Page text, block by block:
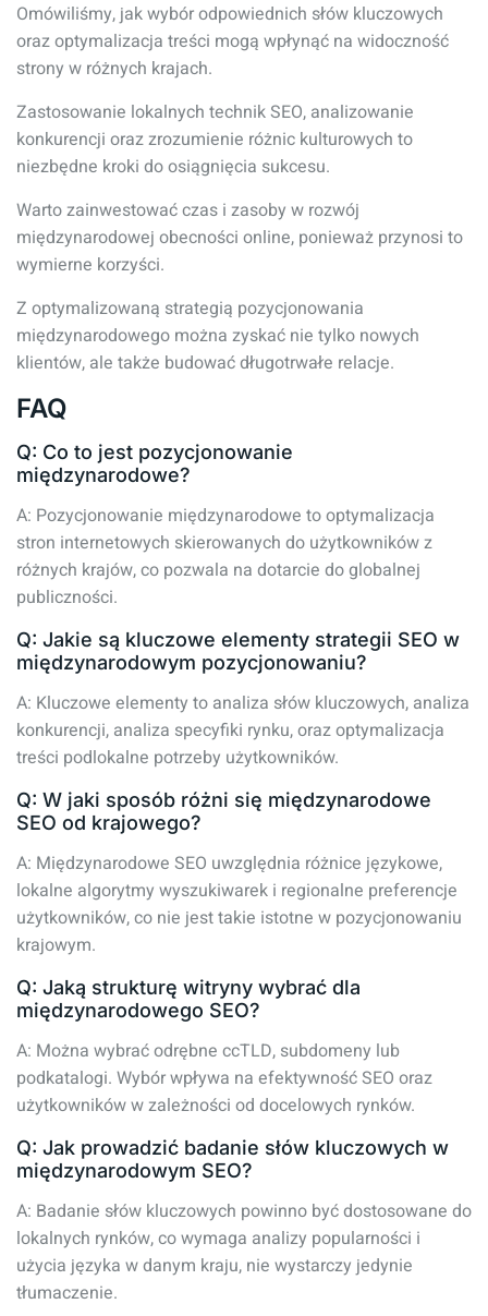
Omówiliśmy, jak wybór odpowiednich słów kluczowych
oraz optymalizacja treści mogą wpłynąć na widoczność
strony w różnych krajach.
Zastosowanie lokalnych technik SEO, analizowanie
konkurencji oraz zrozumienie różnic kulturowych to
niezbędne kroki do osiągnięcia sukcesu.
Warto zainwestować czas i zasoby w rozwój
międzynarodowej obecności online, ponieważ przynosi to
wymierne korzyści.
Z optymalizowaną strategią pozycjonowania
międzynarodowego można zyskać nie tylko nowych
klientów, ale także budować długotrwałe relacje.
FAQ
Q: Co to jest pozycjonowanie
międzynarodowe?
A: Pozycjonowanie międzynarodowe to optymalizacja
stron internetowych skierowanych do użytkowników z
różnych krajów, co pozwala na dotarcie do globalnej
publiczności.
Q: Jakie są kluczowe elementy strategii SEO w
międzynarodowym pozycjonowaniu?
A: Kluczowe elementy to analiza słów kluczowych, analiza
konkurencji, analiza specyfiki rynku, oraz optymalizacja
treści podlokalne potrzeby użytkowników.
Q: W jaki sposób różni się międzynarodowe
SEO od krajowego?
A: Międzynarodowe SEO uwzględnia różnice językowe,
lokalne algorytmy wyszukiwarek i regionalne preferencje
użytkowników, co nie jest takie istotne w pozycjonowaniu
krajowym.
Q: Jaką strukturę witryny wybrać dla
międzynarodowego SEO?
A: Można wybrać odrębne ccTLD, subdomeny lub
podkatalogi. Wybór wpływa na efektywność SEO oraz
użytkowników w zależności od docelowych rynków.
Q: Jak prowadzić badanie słów kluczowych w
międzynarodowym SEO?
A: Badanie słów kluczowych powinno być dostosowane do
lokalnych rynków, co wymaga analizy popularności i
użycia języka w danym kraju, nie wystarczy jedynie
tłumaczenie.